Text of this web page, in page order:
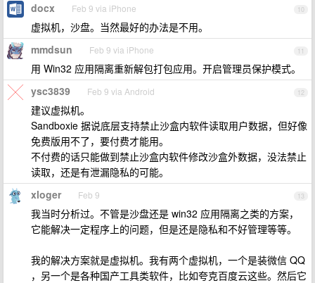
10
docx Feb 9 via iPhone
虚拟机，沙盘。当然最好的办法是不用。
11
mmdsun Feb 9 via iPhone
用 Win32 应用隔离重新解包打包应用。开启管理员保护模式。
12
ysc3839 Feb 9 via Android
建议虚拟机。
Sandboxie 据说底层支持禁止沙盒内软件读取用户数据，但好像
免费版用不了，要付费才能用。
不付费的话只能做到禁止沙盒内软件修改沙盒外数据，没法禁止
读取，还是有泄漏隐私的可能。
13
xloger Feb 9
我当时分析过。不管是沙盘还是 win32 应用隔离之类的方案，
它能解决一定程序上的问题，但是还是隐私和不好管理等等。
我的解决方案就是虚拟机。我有两个虚拟机，一个是装微信 QQ
，另一个是各种国产工具类软件，比如夸克百度云这些。然后它